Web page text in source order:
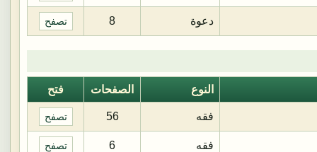
دعوة 8 تصفح
النوع الصفحات فتح
فقه 56 تصفح
فقه 6 تصفح